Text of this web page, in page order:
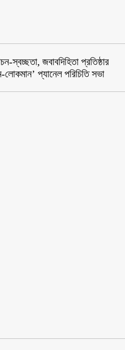
স্বচ্ছতা, জবাবদিহিতা প্রতিষ্ঠার
প্যানেল পরিচিতি সভা